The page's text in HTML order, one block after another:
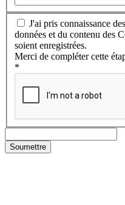
J'ai pris connaissance
données et du contenu des
soient enregistrées.
Merci de compléter cette
*